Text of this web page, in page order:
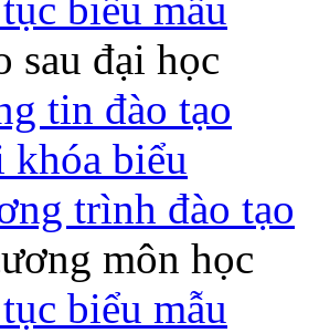
sau đại học
tin đào tạo
khóa biểu
trình đào tạo
môn học
biểu mẫu